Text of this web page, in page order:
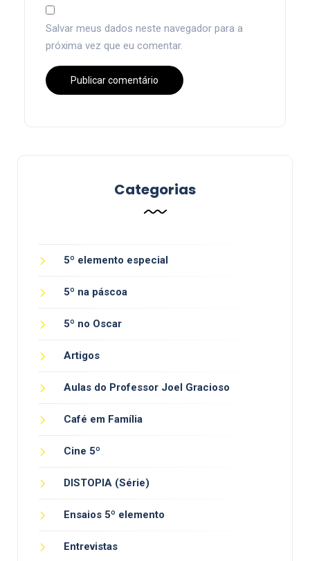
Salvar meus dados neste navegador para a
próxima vez que eu comentar.
Categorias
5º elemento especial
5º na páscoa
5º no Oscar
Artigos
Aulas do Professor Joel Gracioso
Café em Família
Cine 5º
DISTOPIA (Série)
Ensaios 5º elemento
Entrevistas